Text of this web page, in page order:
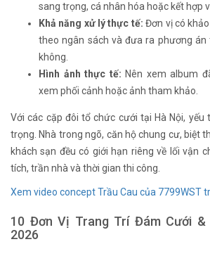
sang trọng, cá nhân hóa hoặc kết hợp
Khả năng xử lý thực tế: Đơn vị có
theo ngân sách và đưa ra phương án
không.
Hình ảnh thực tế: Nên xem album
xem phối cảnh hoặc ảnh tham khảo.
Với các cặp đôi tổ chức cưới tại Hà Nội,
trọng. Nhà trong ngõ, căn hộ chung cư, biệt
khách sạn đều có giới hạn riêng về lối vận
tích, trần nhà và thời gian thi công.
Xem video concept Trầu Cau của 7799WST
10 Đơn Vị Trang Trí Đám Cưới &
2026